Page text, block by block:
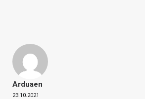
Arduaen
23.10.2021